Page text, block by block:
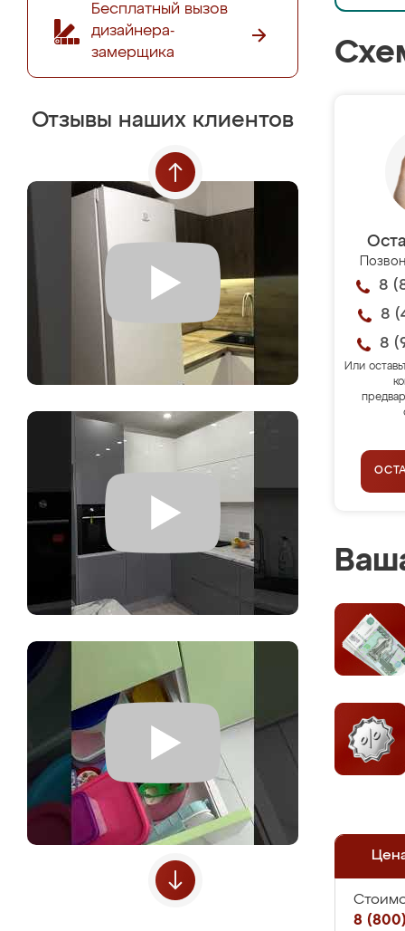
Бесплатный вызов
дизайнера-
замерщика
Отзывы наших клиентов
8
8
8
Или
8